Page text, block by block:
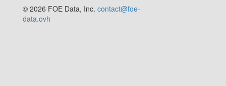
© 2026 FOE Data, Inc. contact@foe-
data.ovh